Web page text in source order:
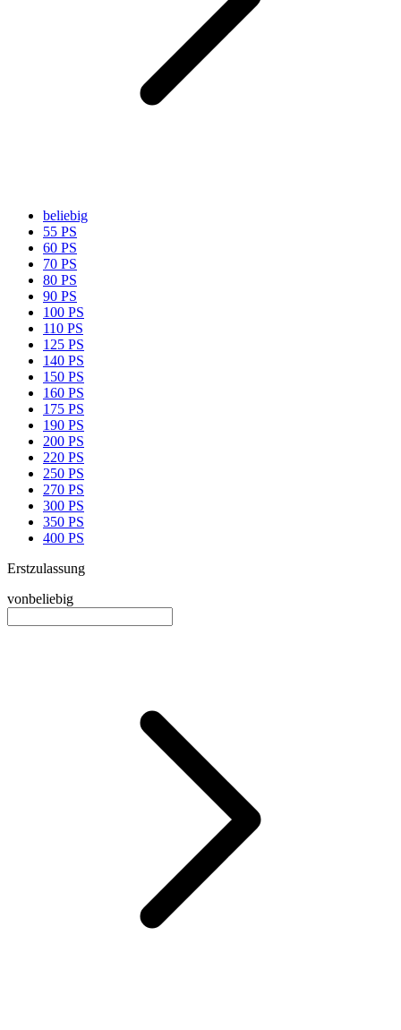
beliebig
55 PS
60 PS
70 PS
80 PS
90 PS
100 PS
110 PS
125 PS
140 PS
150 PS
160 PS
175 PS
190 PS
200 PS
220 PS
250 PS
270 PS
300 PS
350 PS
400 PS
Erstzulassung
vonbeliebig